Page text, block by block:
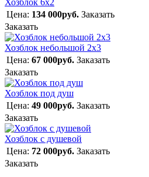
Цена: 134 000руб. Заказать
Заказать
Хозблок небольшой 2х3
Цена: 67 000руб. Заказать
Заказать
Хозблок под душ
Цена: 49 000руб. Заказать
Заказать
Хозблок с душевой
Цена: 72 000руб. Заказать
Заказать